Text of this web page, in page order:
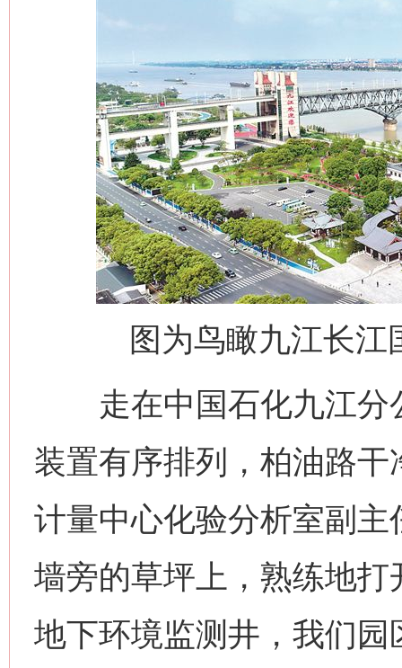
图为鸟瞰九江长
走在中国石化九江分
装置有序排列，柏油路
计量中心化验分析室副
墙旁的草坪上，熟练地打
地下环境监测井，我们